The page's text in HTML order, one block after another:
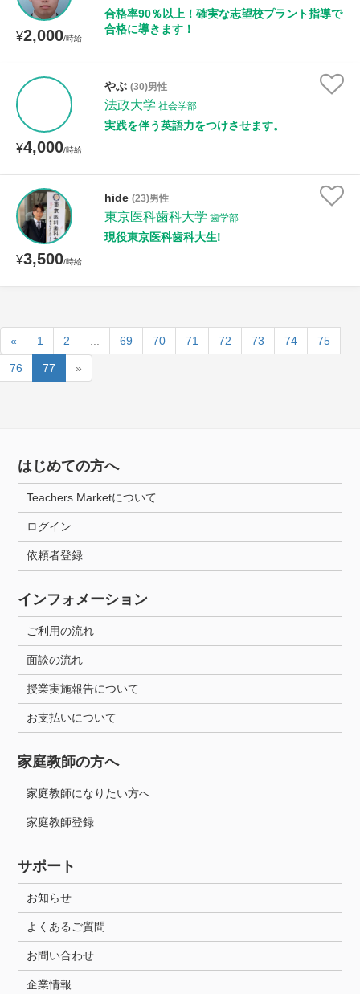
¥2,000/時給
合格率90％以上！確実な志望校プラント指導で
合格に導きます！
¥4,000/時給
やぶ (30)男性
法政大学 社会学部
実践を伴う英語力をつけさせます。
¥3,500/時給
hide (23)男性
東京医科歯科大学 歯学部
現役東京医科歯科大生!
« 1 2 69 70 71 72 73 74 75
76 77 »
はじめての方へ
Teachers Marketについて
ログイン
依頼者登録
インフォメーション
ご利用の流れ
面談の流れ
授業実施報告について
お支払いについて
家庭教師の方へ
家庭教師になりたい方へ
家庭教師登録
サポート
お知らせ
よくあるご質問
お問い合わせ
企業情報